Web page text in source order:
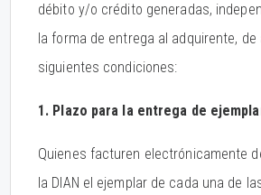
débito y/o crédito generadas,
la forma de entrega al adquirente,
siguientes condiciones:
1. Plazo para la entrega de
Quienes facturen electrónicamente
la DIAN el ejemplar de cada una de